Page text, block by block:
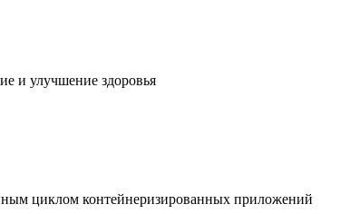
и улучшение здоровья
циклом контейнеризированных приложений